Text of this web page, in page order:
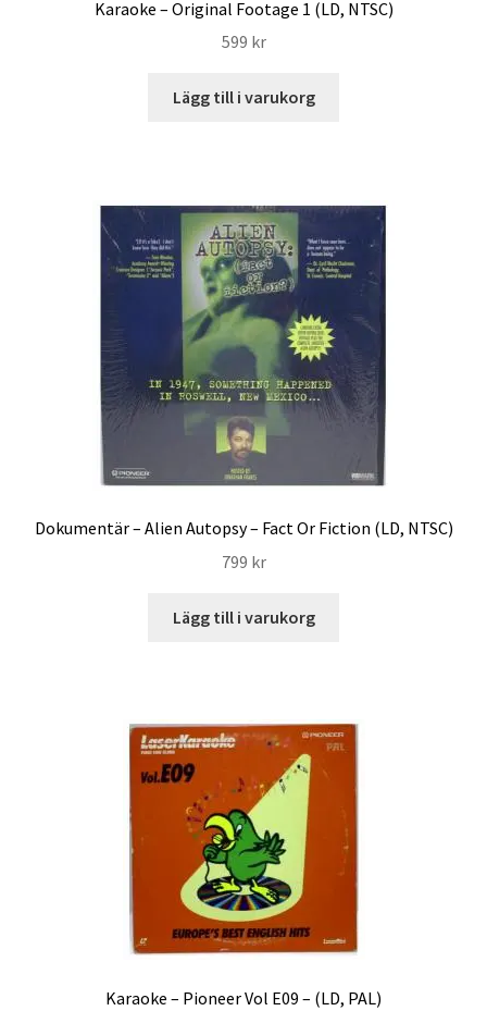
Karaoke – Original Footage 1 (LD, NTSC)
599 kr
Lägg till i varukorg
Dokumentär – Alien Autopsy – Fact Or Fiction (LD, NTSC)
799 kr
Lägg till i varukorg
Karaoke – Pioneer Vol E09 – (LD, PAL)